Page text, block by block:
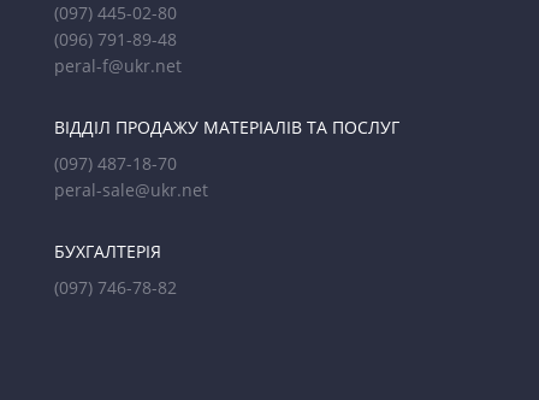
(097) 445-02-80
(096) 791-89-48
peral-f@ukr.net
ВІДДІЛ ПРОДАЖУ МАТЕРІАЛІВ ТА ПОСЛУГ
(097) 487-18-70
peral-sale@ukr.net
БУХГАЛТЕРІЯ
(097) 746-78-82